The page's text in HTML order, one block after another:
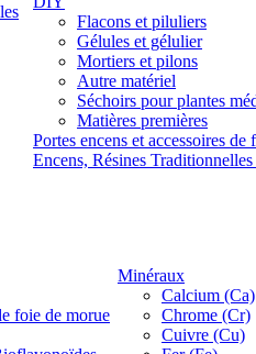
Flacons et piluliers
Gélules et gélulier
Mortiers et pilons
Autre matériel
Séchoirs pour plantes
Matières premières
Portes encens et accessoires de
Encens, Résines
foie de morue
Minéraux
Calcium (Ca)
Chrome (Cr)
Cuivre (Cu)